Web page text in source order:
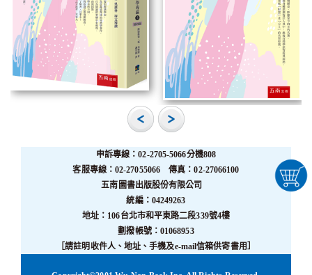
申訴專線：02-2705-5066分機808
客服專線：02-27055066 傳真：02-27066100
五南圖書出版股份有限公司
統編：04249263
地址：106台北市和平東路二段339號4樓
劃撥帳號：01068953
［請註明收件人、地址、手機及e-mail信箱供寄書用］